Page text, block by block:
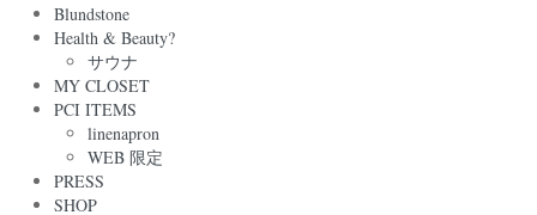
Blundstone
Health & Beauty?
サウナ
MY CLOSET
PCI ITEMS
linenapron
WEB 限定
PRESS
SHOP